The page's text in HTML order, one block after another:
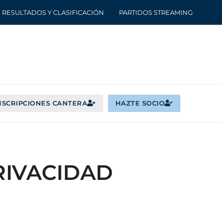
RESULTADOS Y CLASIFICACIÓN PARTIDOS STREAMING
CANTERA HAZTE SOCIO